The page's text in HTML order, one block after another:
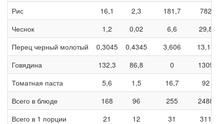
Рис
16,1 2,3 181,7
782
Чеснок
1,2 0,02 6,6
29,8
Перец черный молотый
0,3045 0,4345 3,606
13,15
Говядина
132,3 86,8 0
1309
Томатная паста
5,6 1,5 16,7
92
Всего в блюде
168 96 255
2488
Всего в 1 порции
21 12 31
311